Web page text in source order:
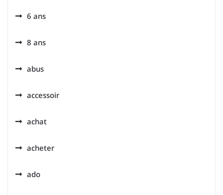
6 ans
8 ans
abus
accessoir
achat
acheter
ado